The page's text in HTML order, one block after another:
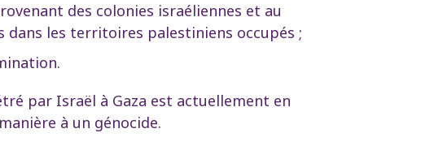
des colonies israéliennes et au
les territoires palestiniens occupés ;
par Israël à Gaza est actuellement en
à un génocide.